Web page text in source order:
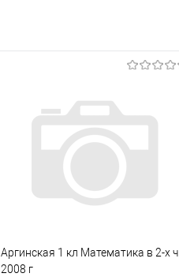
Аргинская 1 кл Математика в 2-х ч
2008 г